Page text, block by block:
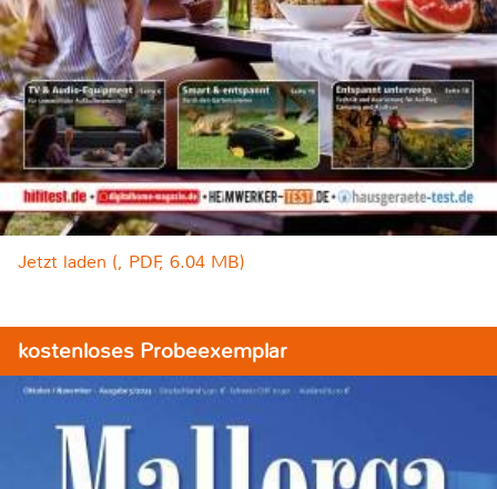
Jetzt laden (, PDF, 6.04 MB)
kostenloses Probeexemplar